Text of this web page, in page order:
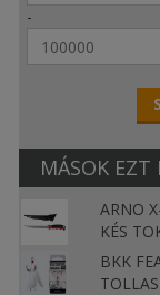
-
MÁSOK EZT
ARNO
KÉS
BKK